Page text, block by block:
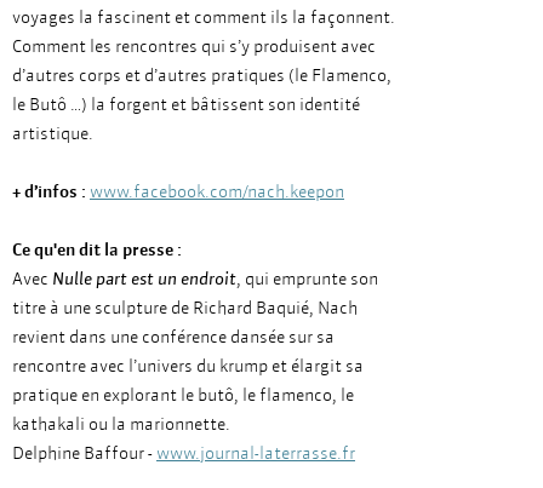
voyages la fascinent et comment ils la façonnent.
Comment les rencontres qui s’y produisent avec
d’autres corps et d’autres pratiques (le Flamenco,
le Butô …) la forgent et bâtissent son identité
artistique.
+ d’infos : www.facebook.com/nach.keepon
Ce qu'en dit la presse :
Avec Nulle part est un endroit, qui emprunte son
titre à une sculpture de Richard Baquié, Nach
revient dans une conférence dansée sur sa
rencontre avec l’univers du krump et élargit sa
pratique en explorant le butô, le flamenco, le
kathakali ou la marionnette.
Delphine Baffour - www.journal-laterrasse.fr